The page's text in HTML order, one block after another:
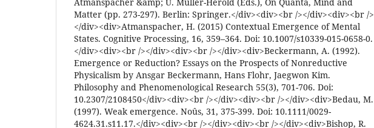
Matter (pp. 273-297). Berlin: Springer.</div><div><br /></div><div><br />
</div><div>Atmanspacher, H. (2015) Contextual Emergence of Mental
States. Cognitive Processing, 16, 359–364. Doi: 10.1007/s10339-015-0658-0.
</div><div><br /></div><div><br /></div><div>Beckermann, A. (1992).
Emergence or Reduction? Essays on the Prospects of Nonreductive
Physicalism by Ansgar Beckermann, Hans Flohr, Jaegwon Kim.
Philosophy and Phenomenological Research 55(3), 701-706. Doi:
10.2307/2108450</div><div><br /></div><div><br /></div><div>Bedau, M.
(1997). Weak emergence. Noûs, 31, 375-399. Doi: 10.1111/0029-
4624.31.s11.17.</div><div><br /></div><div><br /></div><div>Bishop, R.